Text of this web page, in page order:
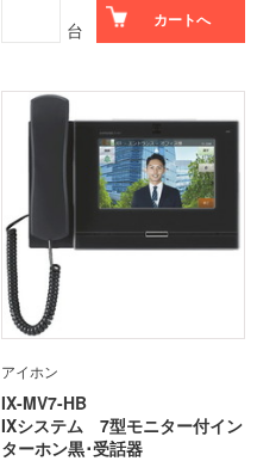
台 カートへ
アイホン
IX-MV7-HB
IXシステム 7型モニター付イン
ターホン黒･受話器